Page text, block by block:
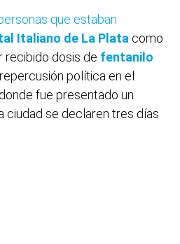
que estaban
Italiano de La Plata como
recibido dosis de fentanilo
política en el
fue presentado un
ciudad se declaren tres días